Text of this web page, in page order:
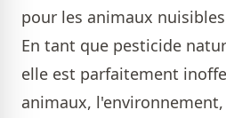
pour les animaux
En tant que pesticide
elle est parfaitement
animaux,